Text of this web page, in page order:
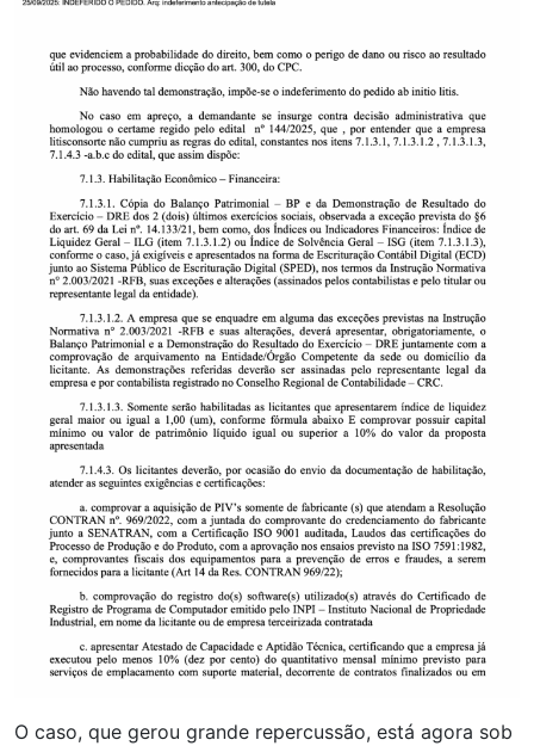
O caso, que gerou grande repercussão, está agora sob